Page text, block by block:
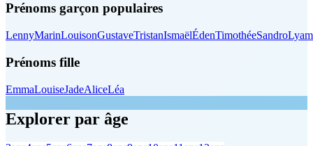
Prénoms garçon populaires
LennyMarinLouisonGustaveTristanIsmaëlÉdenTimothéeSandroLyam
Prénoms fille
EmmaLouiseJadeAliceLéa
Explorer par âge